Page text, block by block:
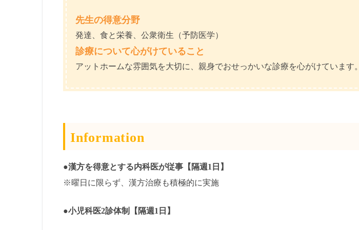
先生の得意分野
発達、食と栄養、公衆衛生（予防医学）
診療について心がけていること
アットホームな雰囲気を大切に、親身でおせっかいな診療を心がけています。
Information
●漢方を得意とする内科医が従事【隔週1日】
※曜日に限らず、漢方治療も積極的に実施
●小児科医2診体制【隔週1日】